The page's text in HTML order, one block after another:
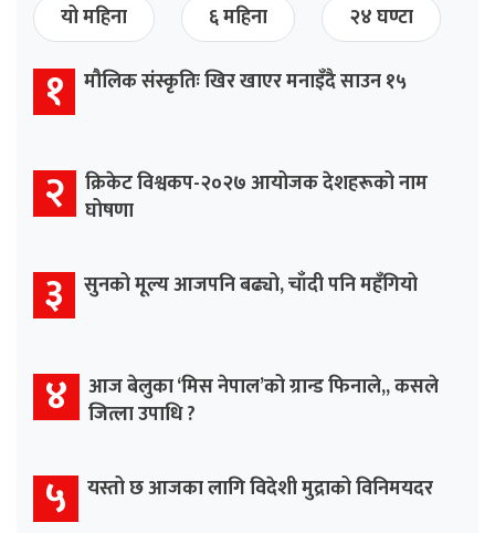
यो महिना
६ महिना २४ घण्टा
१ मौलिक संस्कृतिः खिर खाएर मनाइँदै साउन १५
२ क्रिकेट विश्वकप-२०२७ आयोजक देशहरूको नाम
घोषणा
३ सुनको मूल्य आजपनि बढ्यो, चाँदी पनि महँगियो
४ आज बेलुका ‘मिस नेपाल’को ग्रान्ड फिनाले,, कसले
जित्ला उपाधि ?
५ यस्तो छ आजका लागि विदेशी मुद्राको विनिमयदर